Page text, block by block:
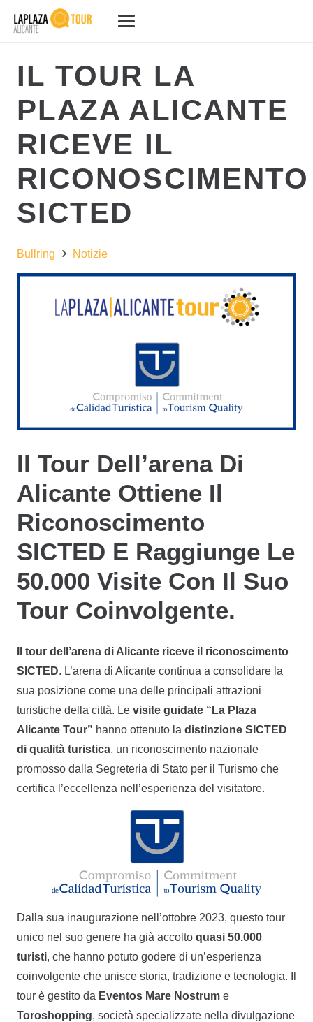
IL TOUR LA
PLAZA ALICANTE
RICEVE IL
RICONOSCIMENTO
SICTED
Bullring Notizie
Il Tour Dell’arena Di
Alicante Ottiene Il
Riconoscimento
SICTED E Raggiunge Le
50.000 Visite Con Il Suo
Tour Coinvolgente.
Il tour dell’arena di Alicante riceve il riconoscimento
SICTED. L’arena di Alicante continua a consolidare la
sua posizione come una delle principali attrazioni
turistiche della città. Le visite guidate “La Plaza
Alicante Tour” hanno ottenuto la distinzione SICTED
di qualità turistica, un riconoscimento nazionale
promosso dalla Segreteria di Stato per il Turismo che
certifica l’eccellenza nell’esperienza del visitatore.
Dalla sua inaugurazione nell’ottobre 2023, questo tour
unico nel suo genere ha già accolto quasi 50.000
turisti, che hanno potuto godere di un’esperienza
coinvolgente che unisce storia, tradizione e tecnologia. Il
tour è gestito da Eventos Mare Nostrum e
Toroshopping, società specializzate nella divulgazione